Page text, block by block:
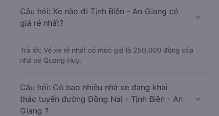
Câu hỏi: Xe nào đi Tịnh Biên - An Giang có
giá rẻ nhất?
Trả lời: Vé xe rẻ nhất có mức giá là 250.000 đồng của
nhà xe Quang Huy.
Câu hỏi: Có bao nhiêu nhà xe đang khai
thác tuyến đường Đồng Nai - Tịnh Biên - An
Giang ?